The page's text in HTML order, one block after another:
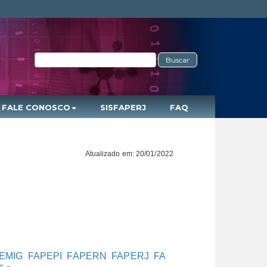
Buscar
FALE CONOSCO SISFAPERJ FAQ
Atualizado em: 20/01/2022
FAPEPI FAPERN FAPERJ
FA